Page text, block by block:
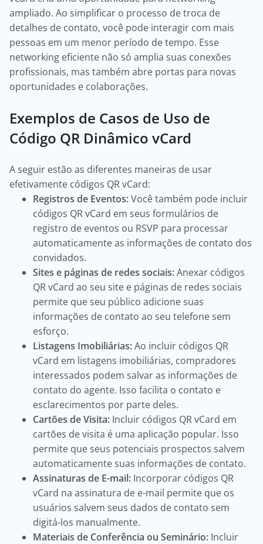
ampliado. Ao simplificar o processo de troca de
detalhes de contato, você pode interagir com mais
pessoas em um menor período de tempo. Esse
networking eficiente não só amplia suas conexões
profissionais, mas também abre portas para novas
oportunidades e colaborações.
Exemplos de Casos de Uso de
Código QR Dinâmico vCard
A seguir estão as diferentes maneiras de usar
efetivamente códigos QR vCard:
Registros de Eventos:Você também pode incluir
códigos QR vCard em seus formulários de
registro de eventos ou RSVP para processar
automaticamente as informações de contato dos
convidados.
Sites e páginas de redes sociais:Anexar códigos
QR vCard ao seu site e páginas de redes sociais
permite que seu público adicione suas
informações de contato ao seu telefone sem
esforço.
Listagens Imobiliárias:Ao incluir códigos QR
vCard em listagens imobiliárias, compradores
interessados podem salvar as informações de
contato do agente. Isso facilita o contato e
esclarecimentos por parte deles.
Cartões de Visita: Incluir códigos QR vCard em
cartões de visita é uma aplicação popular. Isso
permite que seus potenciais prospectos salvem
automaticamente suas informações de contato.
Assinaturas de E-mail: Incorporar códigos QR
vCard na assinatura de e-mail permite que os
usuários salvem seus dados de contato sem
digitá-los manualmente.
Materiais de Conferência ou Seminário: Incluir